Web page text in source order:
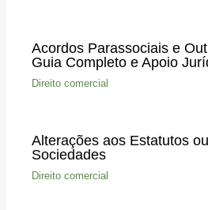
Acordos Parassociais e
Guia Completo e Apoio
Direito comercial
Alterações aos Estatutos
Sociedades
Direito comercial